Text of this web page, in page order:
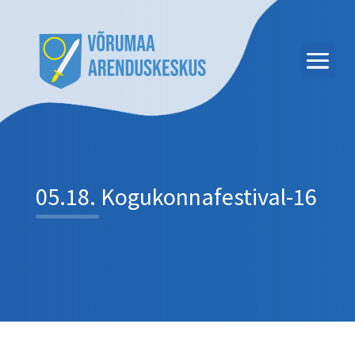
05.18. Kogukonnafestival-16